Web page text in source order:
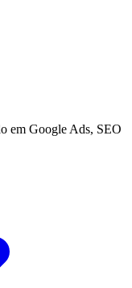
em Google Ads, SEO